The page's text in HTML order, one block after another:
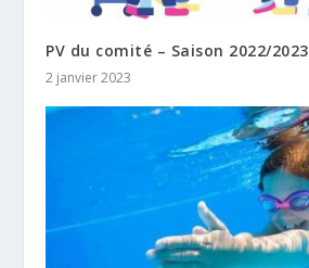
PV du comité – Saison 2022/2023
2 janvier 2023